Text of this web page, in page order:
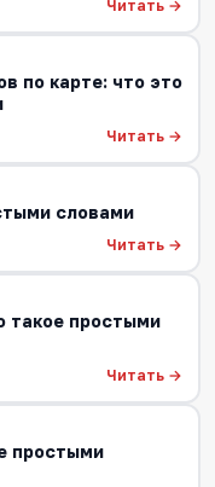
Читать →
по карте: что это
Читать →
словами
Читать →
такое простыми
Читать →
простыми